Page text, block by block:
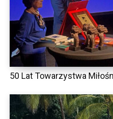
50 Lat Towarzystwa